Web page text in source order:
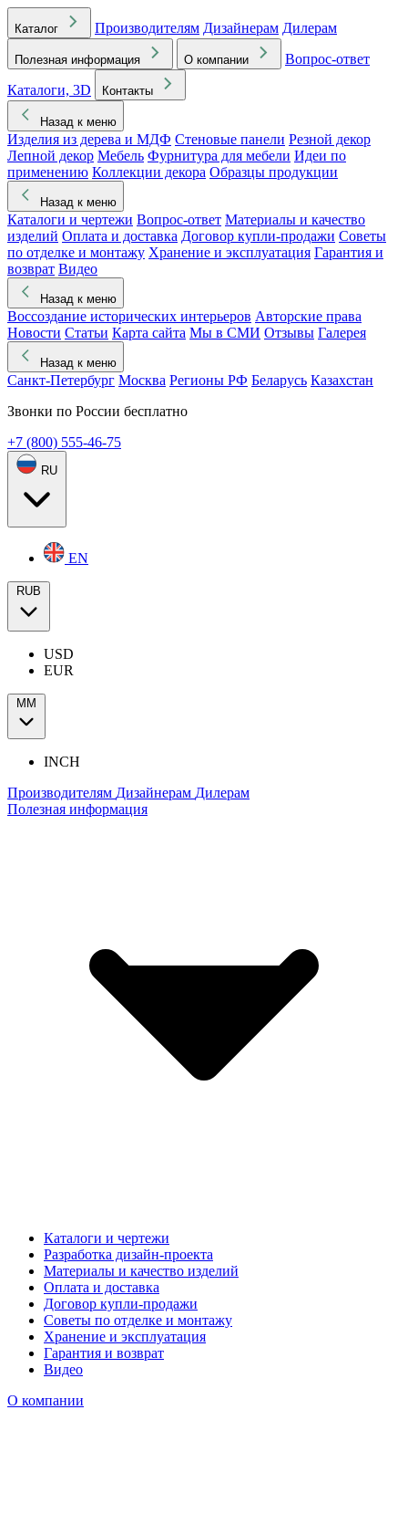
Каталог Производителям Дизайнерам Дилерам
Полезная информация О компании
Вопрос-ответ
Каталоги, 3D
Контакты
Назад к меню
Изделия из дерева и МДФ Стеновые панели Резной декор
Лепной декор Мебель Фурнитура для мебели Идеи по
применению Коллекции декора Образцы продукции
Назад к меню
Каталоги и чертежи Вопрос-ответ Материалы и качество
изделий Оплата и доставка Договор купли-продажи Советы
по отделке и монтажу Хранение и эксплуатация Гарантия и
возврат Видео
Назад к меню
Воссоздание исторических интерьеров Авторские права
Новости Статьи Карта сайта Мы в СМИ Отзывы Галерея
Назад к меню
Санкт-Петербург Москва Регионы РФ Беларусь Казахстан
Звонки по России бесплатно
+7 (800) 555-46-75
RU
EN
RUB
USD
EUR
ММ
INCH
Производителям Дизайнерам Дилерам
Полезная информация
Каталоги и чертежи
Разработка дизайн-проекта
Материалы и качество изделий
Оплата и доставка
Договор купли-продажи
Советы по отделке и монтажу
Хранение и эксплуатация
Гарантия и возврат
Видео
О компании